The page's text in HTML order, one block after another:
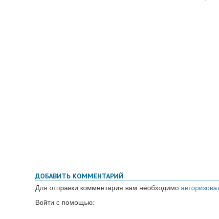
ДОБАВИТЬ КОММЕНТАРИЙ
Для отправки комментария вам необходимо
Войти с помощью: